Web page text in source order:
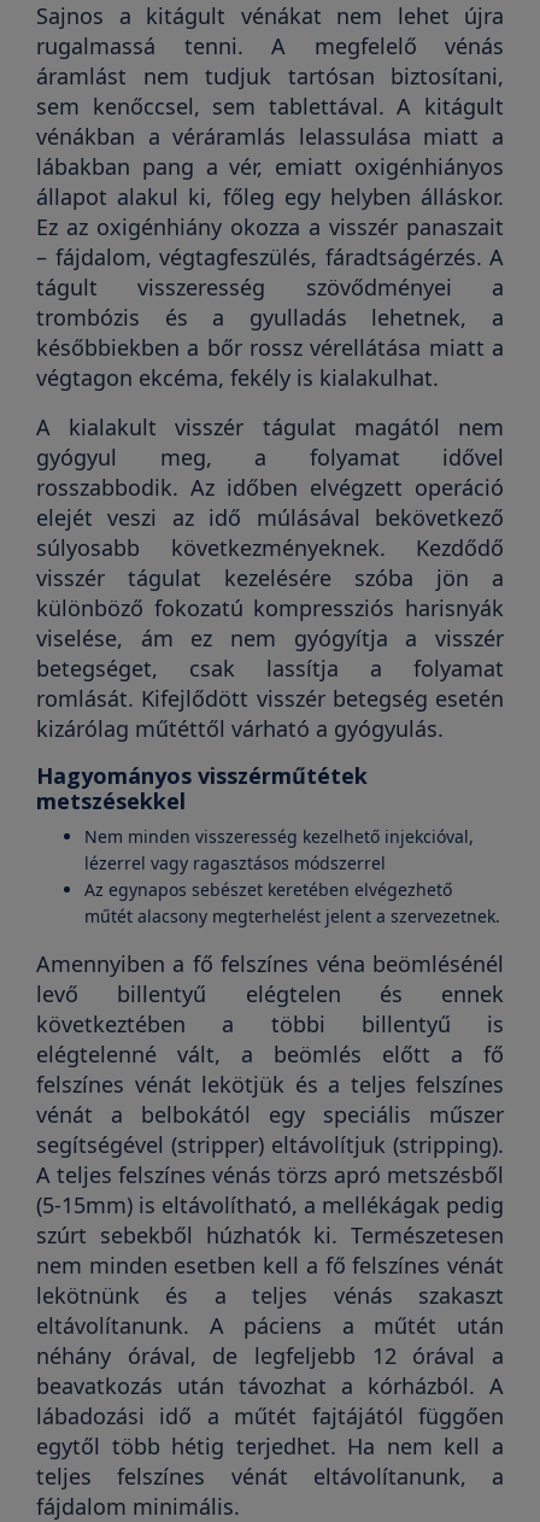
Sajnos a kitágult vénákat nem lehet újra
rugalmassá tenni. A megfelelő vénás
áramlást nem tudjuk tartósan biztosítani,
sem kenőccsel, sem tablettával. A kitágult
vénákban a véráramlás lelassulása miatt a
lábakban pang a vér, emiatt oxigénhiányos
állapot alakul ki, főleg egy helyben álláskor.
Ez az oxigénhiány okozza a visszér panaszait
– fájdalom, végtagfeszülés, fáradtságérzés. A
tágult visszeresség szövődményei a
trombózis és a gyulladás lehetnek, a
későbbiekben a bőr rossz vérellátása miatt a
végtagon ekcéma, fekély is kialakulhat.
A kialakult visszér tágulat magától nem
gyógyul meg, a folyamat idővel
rosszabbodik. Az időben elvégzett operáció
elejét veszi az idő múlásával bekövetkező
súlyosabb következményeknek. Kezdődő
visszér tágulat kezelésére szóba jön a
különböző fokozatú kompressziós harisnyák
viselése, ám ez nem gyógyítja a visszér
betegséget, csak lassítja a folyamat
romlását. Kifejlődött visszér betegség esetén
kizárólag műtéttől várható a gyógyulás.
Hagyományos visszérműtétek
metszésekkel
Nem minden visszeresség kezelhető injekcióval,
lézerrel vagy ragasztásos módszerrel
Az egynapos sebészet keretében elvégezhető
műtét alacsony megterhelést jelent a szervezetnek.
Amennyiben a fő felszínes véna beömlésénél
levő billentyű elégtelen és ennek
következtében a többi billentyű is
elégtelenné vált, a beömlés előtt a fő
felszínes vénát lekötjük és a teljes felszínes
vénát a belbokától egy speciális műszer
segítségével (stripper) eltávolítjuk (stripping).
A teljes felszínes vénás törzs apró metszésből
(5-15mm) is eltávolítható, a mellékágak pedig
szúrt sebekből húzhatók ki. Természetesen
nem minden esetben kell a fő felszínes vénát
lekötnünk és a teljes vénás szakaszt
eltávolítanunk. A páciens a műtét után
néhány órával, de legfeljebb 12 órával a
beavatkozás után távozhat a kórházból. A
lábadozási idő a műtét fajtájától függően
egytől több hétig terjedhet. Ha nem kell a
teljes felszínes vénát eltávolítanunk, a
fájdalom minimális.